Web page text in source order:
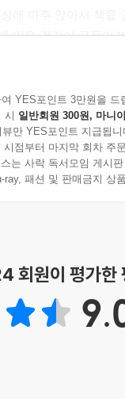
앉은 것같이 궁둥이
저 스르르 하였다. ─
YES포인트 3만원을 드
시 일반회원 300원, 마니
만 YES포인트 지급됩니
점부터 마지막 회차 주
는 사락 독서모임 게시
ray, 패션 및 판매금지 상
회원이 평가한